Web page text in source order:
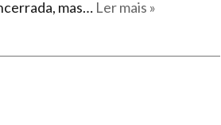
mas… Ler mais »